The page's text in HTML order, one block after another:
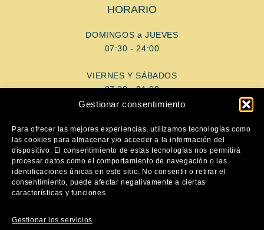
Gestionar consentimiento
Para ofrecer las mejores experiencias, utilizamos tecnologías como
las cookies para almacenar y/o acceder a la información del
dispositivo. El consentimiento de estas tecnologías nos permitirá
procesar datos como el comportamiento de navegación o las
identificaciones únicas en este sitio. No consentir o retirar el
consentimiento, puede afectar negativamente a ciertas
características y funciones.
Gestionar los servicios
HORARIO
DOMINGOS a JUEVES
07:30 - 24:00
VIERNES Y SÁBADOS
07:30 - 01:00
AYUDA
Aviso Legal
Política de privacidad
Política de cookies